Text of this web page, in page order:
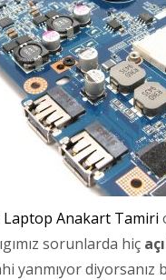
Laptop Anakart Tamiri
sorunlarda hiç
yanmıyor diyorsanız